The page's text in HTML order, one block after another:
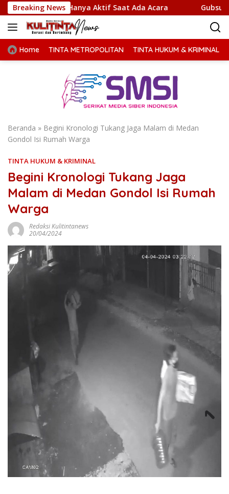
Langsung
ke
konten
Breaking News
Hanya Aktif Saat Ada Acara Gubsu Bobby
Home TINTA METROPOLITAN TINTA HUKUM & KRIMINAL
Beranda » Begini Kronologi Tukang Jaga Malam di Medan
Gondol Isi Rumah Warga
TINTA HUKUM & KRIMINAL
Begini Kronologi Tukang Jaga
Malam di Medan Gondol Isi Rumah
Warga
Redaksi Kulitintanews
20/04/2024